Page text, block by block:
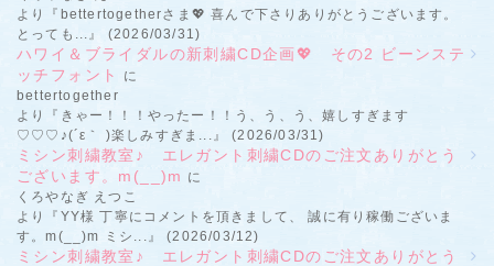
より『bettertogetherさま💖 喜んで下さりありがとうございます。
とっても...』 (2026/03/31)
ハワイ＆ブライダルの新刺繍CD企画💖 その2 ビーンステ
ッチフォント
に
bettertogether
より『きゃー！！！やったー！！う、う、う、嬉しすぎます
♡♡♡♪(´ε｀ )楽しみすぎま...』 (2026/03/31)
ミシン刺繍教室♪ エレガント刺繍CDのご注文ありがとう
ございます。m(__)m に
くろやなぎ えつこ
より『YY様 丁寧にコメントを頂きまして、 誠に有り稼働ございま
す。m(__)m ミシ...』 (2026/03/12)
ミシン刺繍教室♪ エレガント刺繍CDのご注文ありがとう